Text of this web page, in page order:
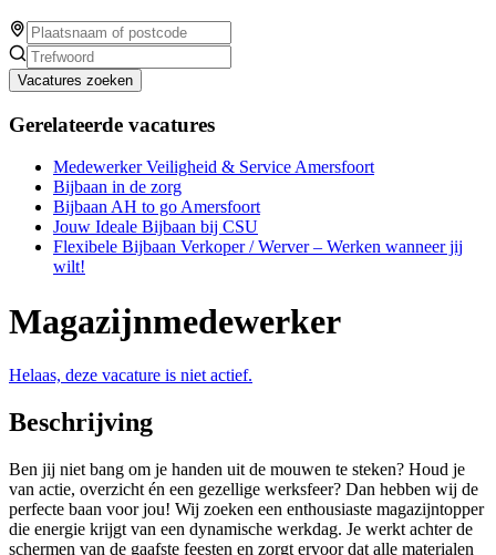
Vacatures zoeken
Gerelateerde vacatures
Medewerker Veiligheid & Service Amersfoort
Bijbaan in de zorg
Bijbaan AH to go Amersfoort
Jouw Ideale Bijbaan bij CSU
Flexibele Bijbaan Verkoper / Werver – Werken wanneer jij
wilt!
Magazijnmedewerker
Helaas, deze vacature is niet actief.
Beschrijving
Ben jij niet bang om je handen uit de mouwen te steken? Houd je
van actie, overzicht én een gezellige werksfeer? Dan hebben wij de
perfecte baan voor jou! Wij zoeken een enthousiaste magazijntopper
die energie krijgt van een dynamische werkdag. Je werkt achter de
schermen van de gaafste feesten en zorgt ervoor dat alle materialen